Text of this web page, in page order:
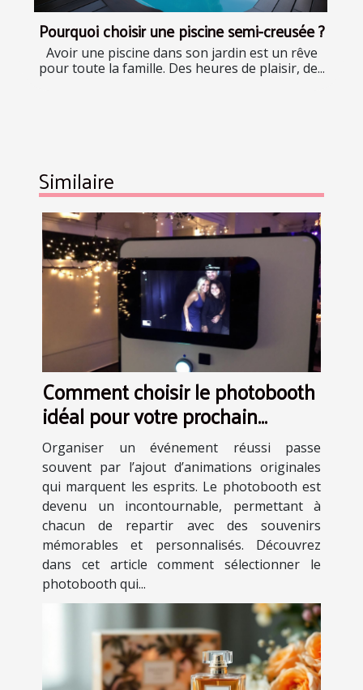
Pourquoi choisir une piscine semi-creusée ?
Avoir une piscine dans son jardin est un rêve
pour toute la famille. Des heures de plaisir, de...
Similaire
Comment choisir le photobooth
idéal pour votre prochain
événement ?
Organiser un événement réussi passe
souvent par l’ajout d’animations originales
qui marquent les esprits. Le photobooth est
devenu un incontournable, permettant à
chacun de repartir avec des souvenirs
mémorables et personnalisés. Découvrez
dans cet article comment sélectionner le
photobooth qui...